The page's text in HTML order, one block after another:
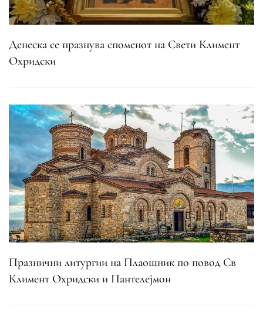
Денеска се празнува споменот на Свети Климент
Охридски
Празнични литургии на Плаошник по повод Св
Климент Охридски и Пантелејмон